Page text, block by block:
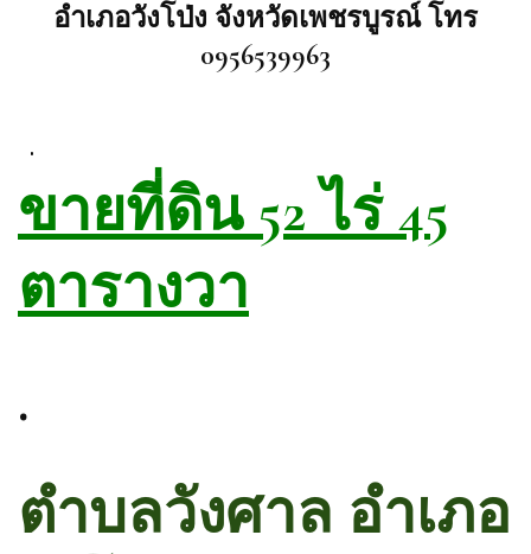
อำเภอวังโป่ง จังหวัดเพชรบูรณ์ โทร
0956539963
.
ขายที่ดิน 52 ไร่ 45
ตารางวา
.
ตำบลวังศาล อำเภอ